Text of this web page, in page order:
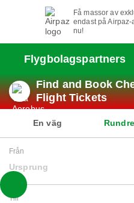
Få massor av
endast på
nu!
Flygbolagspartners
Find and Book
Flight Tickets
En väg
Från
Ursprung
Till